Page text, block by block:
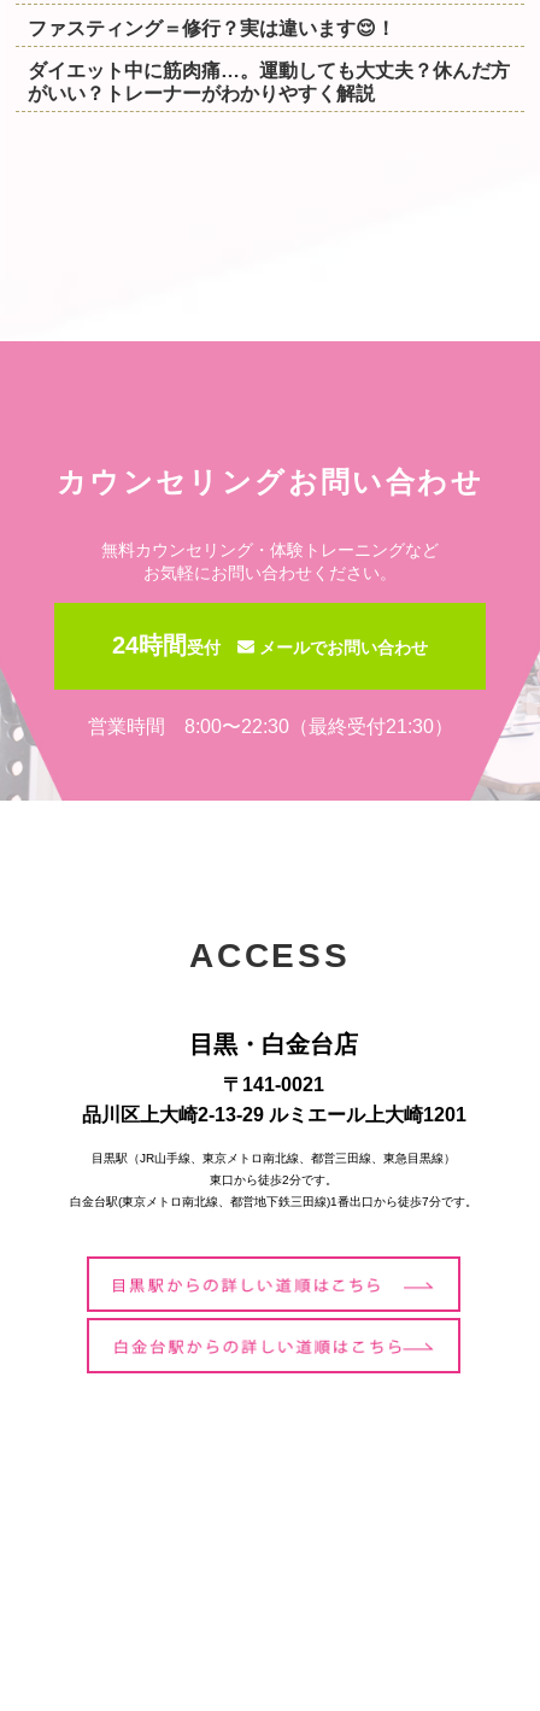
ファスティング＝修行？実は違います😌！
ダイエット中に筋肉痛…。運動しても大丈夫？休んだ方
がいい？トレーナーがわかりやすく解説
カウンセリングお問い合わせ
無料カウンセリング・体験トレーニングなど
お気軽にお問い合わせください。
24時間受付 メールでお問い合わせ
営業時間 8:00〜22:30（最終受付21:30）
ACCESS
目黒・白金台店
〒141-0021
品川区上大崎2-13-29 ルミエール上大崎1201
目黒駅（JR山手線、東京メトロ南北線、都営三田線、東急目黒線）
東口から徒歩2分です。
白金台駅(東京メトロ南北線、都営地下鉄三田線)1番出口から徒歩7分です。